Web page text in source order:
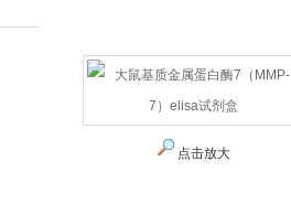
点击放大